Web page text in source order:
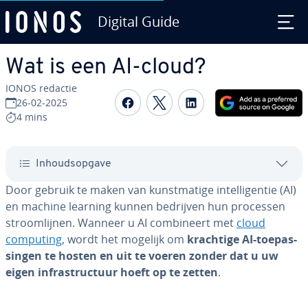
Digital Guide
Wat is een AI-cloud?
IONOS redactie
26-02-2025
4 mins
Delen op Facebook
Delen op Twitter
Delen op
In­houds­op­ga­ve
Door gebruik te maken van kunst­ma­ti­ge in­tel­li­gen­tie (AI)
en machine learning kunnen bedrijven hun processen
stroom­lij­nen. Wanneer u AI com­bi­neert met cloud
computing, wordt het mogelijk om krachtige AI-toe­pas­
sin­gen te hosten en uit te voeren zonder dat u uw
eigen in­fra­struc­tuur hoeft op te zetten.